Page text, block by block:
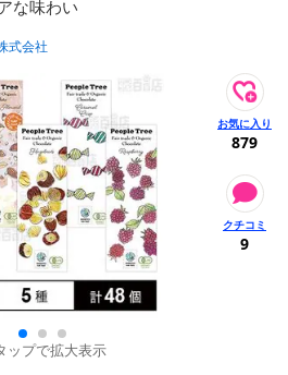
な味わい
式会社
ップで拡大表示
879
9